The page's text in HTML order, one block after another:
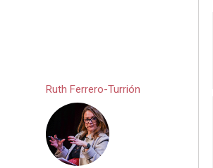
Ruth Ferrero-Turrión